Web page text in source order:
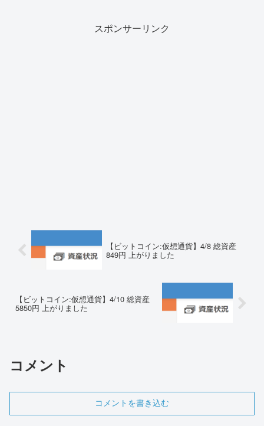
スポンサーリンク
【ビットコイン:仮想通貨】4/8 総資産
849円 上がりました
【ビットコイン:仮想通貨】4/10 総資産
5850円 上がりました
コメント
コメントを書き込む